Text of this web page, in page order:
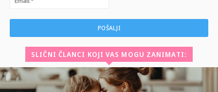
SLIČNI ČLANCI KOJI VAS MOGU ZANIMATI: